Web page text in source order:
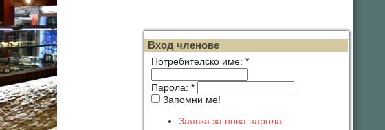
Вход членове
Потребителско име: *
Парола: *
Запомни ме!
Заявка за нова парола